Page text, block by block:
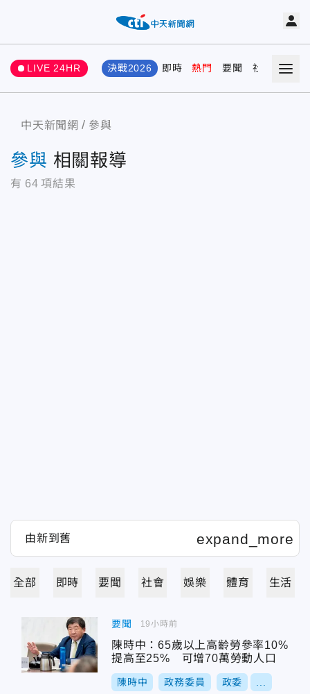
LIVE 24HR 決戰2026 即時 熱門 要聞 社會 娛樂
中天新聞網 參與
參與 相關報導
有 64 項結果
全部 即時 要聞 社會 娛樂 體育 生活
要聞
陳時中：65歲以上高齡勞參率10%
提高至25% 可增70萬勞動人口
陳時中 政務委員 政委
19小時前